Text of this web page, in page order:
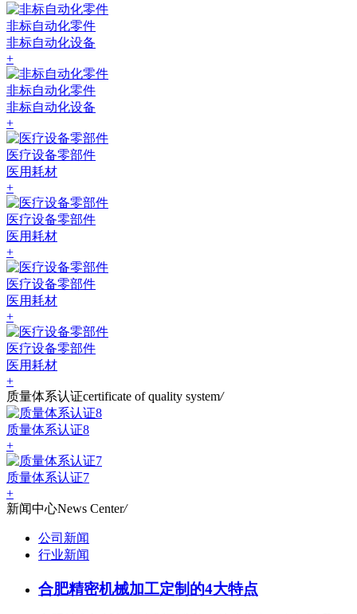
非标自动化零件
非标自动化设备
+
非标自动化零件
非标自动化设备
+
医疗设备零部件
医用耗材
+
医疗设备零部件
医用耗材
+
医疗设备零部件
医用耗材
+
医疗设备零部件
医用耗材
+
质量体系认证certificate of quality system/
质量体系认证8
+
质量体系认证7
+
新闻中心News Center/
公司新闻
行业新闻
合肥精密机械加工定制的4大特点